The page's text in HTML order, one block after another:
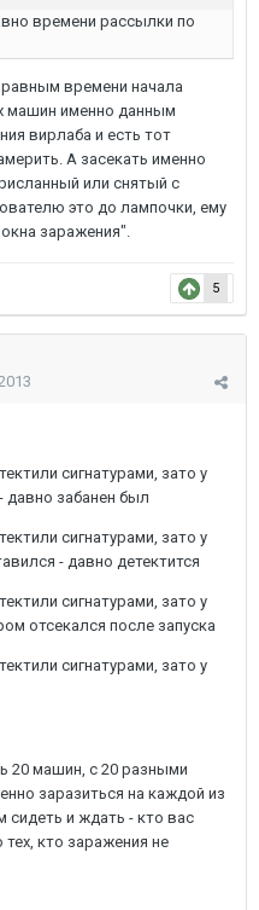
времени рассылки по
времени начала
машин именно данным
вирлаба и есть тот
А засекать именно
или снятый с
это до лампочки, ему
заражения".
5
сигнатурами, зато у
давно забанен был
сигнатурами, зато у
- давно детектится
сигнатурами, зато у
отсекался после запуска
сигнатурами, зато у
20 машин, с 20 разными
заразиться на каждой из
сидеть и ждать - кто вас
кто заражения не